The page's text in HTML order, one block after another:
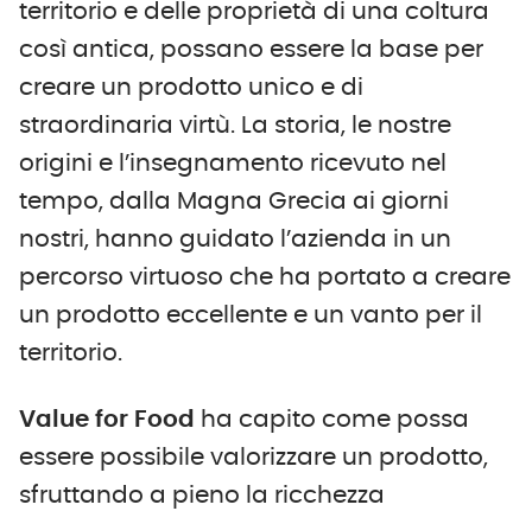
territorio e delle proprietà di una coltura
così antica, possano essere la base per
creare un prodotto unico e di
straordinaria virtù. La storia, le nostre
origini e l’insegnamento ricevuto nel
tempo, dalla Magna Grecia ai giorni
nostri, hanno guidato l’azienda in un
percorso virtuoso che ha portato a creare
un prodotto eccellente e un vanto per il
territorio.
Value for Food ha capito come possa
essere possibile valorizzare un prodotto,
sfruttando a pieno la ricchezza